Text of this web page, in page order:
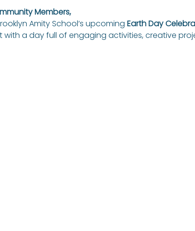
Members,
Amity School’s upcoming Earth Day
a day full of engaging activities, creative